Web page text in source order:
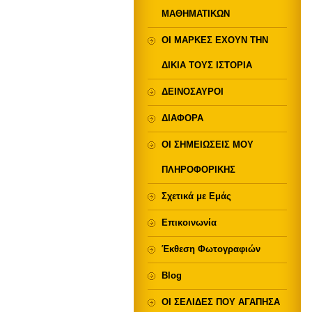
ΜΑΘΗΜΑΤΙΚΩΝ
ΟΙ ΜΑΡΚΕΣ ΕΧΟΥΝ ΤΗΝ
ΔΙΚΙΑ ΤΟΥΣ ΙΣΤΟΡΙΑ
ΔΕΙΝΟΣΑΥΡΟΙ
ΔΙΑΦΟΡΑ
ΟΙ ΣΗΜΕΙΩΣΕΙΣ ΜΟΥ
ΠΛΗΡΟΦΟΡΙΚΗΣ
Σχετικά με Eμάς
Επικοινωνία
Έκθεση Φωτογραφιών
Blog
ΟΙ ΣΕΛΙΔΕΣ ΠΟΥ ΑΓΑΠΗΣΑ